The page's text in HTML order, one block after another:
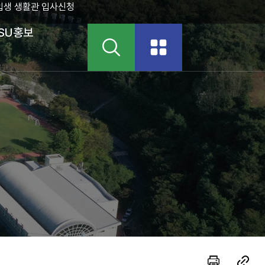
생 생활관 입사신청
홍보